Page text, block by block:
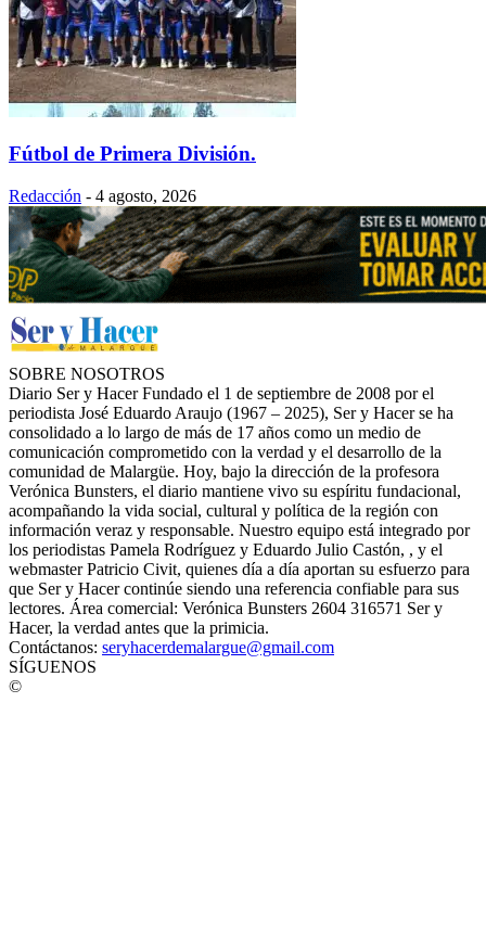
Fútbol de Primera División.
Redacción - 4 agosto, 2026
SOBRE NOSOTROS
Diario Ser y Hacer Fundado el 1 de septiembre de 2008 por el
periodista José Eduardo Araujo (1967 – 2025), Ser y Hacer se ha
consolidado a lo largo de más de 17 años como un medio de
comunicación comprometido con la verdad y el desarrollo de la
comunidad de Malargüe. Hoy, bajo la dirección de la profesora
Verónica Bunsters, el diario mantiene vivo su espíritu fundacional,
acompañando la vida social, cultural y política de la región con
información veraz y responsable. Nuestro equipo está integrado por
los periodistas Pamela Rodríguez y Eduardo Julio Castón, , y el
webmaster Patricio Civit, quienes día a día aportan su esfuerzo para
que Ser y Hacer continúe siendo una referencia confiable para sus
lectores. Área comercial: Verónica Bunsters 2604 316571 Ser y
Hacer, la verdad antes que la primicia.
Contáctanos: seryhacerdemalargue@gmail.com
SÍGUENOS
©